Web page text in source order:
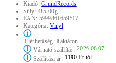
Kiadó:GrundRecords
Súly: 485.00g
EAN: 5999861659517
Kategória:Vinyl
ⓘ
Elérhetőség:Raktáron
ⓘVárható szállítás: 2026.08.07.
ⓘSzállítási ár: 1190 Ft-tól